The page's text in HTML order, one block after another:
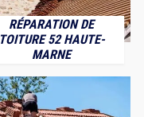
RÉPARATION DE
TOITURE 52 HAUTE-
MARNE